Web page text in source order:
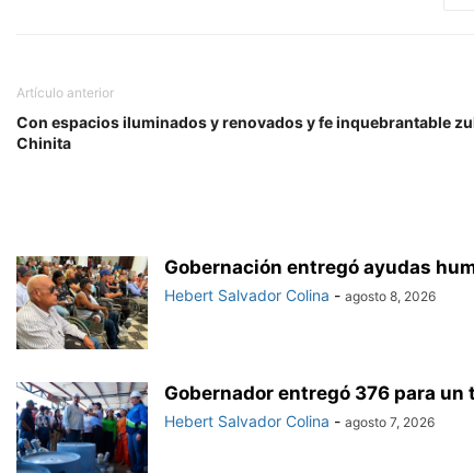
Artículo anterior
Con espacios iluminados y renovados y fe inquebrantable
Chinita
Gobernación entregó ayudas
Hebert Salvador Colina - agosto 8, 2026
Gobernador entregó 376 para
Hebert Salvador Colina - agosto 7, 2026